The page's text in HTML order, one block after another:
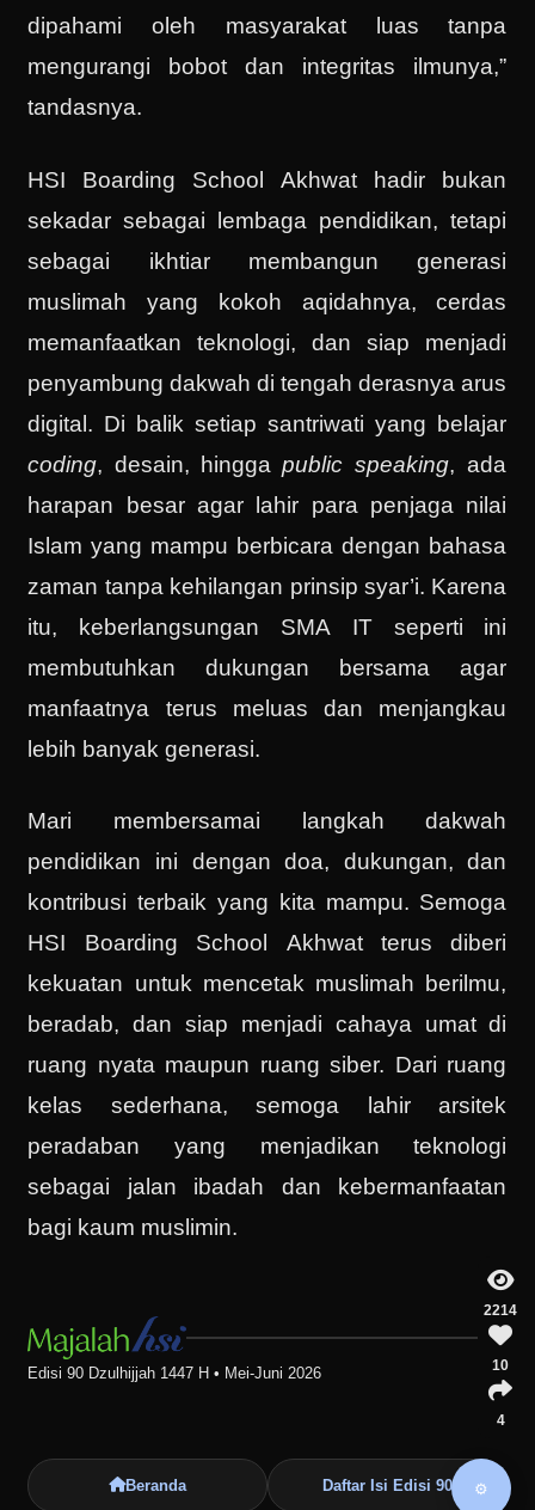
dipahami oleh masyarakat luas tanpa
mengurangi bobot dan integritas ilmunya,”
tandasnya.
HSI Boarding School Akhwat hadir bukan
sekadar sebagai lembaga pendidikan, tetapi
sebagai ikhtiar membangun generasi
muslimah yang kokoh aqidahnya, cerdas
memanfaatkan teknologi, dan siap menjadi
penyambung dakwah di tengah derasnya arus
digital. Di balik setiap santriwati yang belajar
coding, desain, hinggapublic speaking, ada
harapan besar agar lahir para penjaga nilai
Islam yang mampu berbicara dengan bahasa
zaman tanpa kehilangan prinsip syar’i. Karena
itu, keberlangsungan SMA IT seperti ini
membutuhkan dukungan bersama agar
manfaatnya terus meluas dan menjangkau
lebih banyak generasi.
Mari membersamai langkah dakwah
pendidikan ini dengan doa, dukungan, dan
kontribusi terbaik yang kita mampu. Semoga
HSI Boarding School Akhwat terus diberi
kekuatan untuk mencetak muslimah berilmu,
beradab, dan siap menjadi cahaya umat di
ruang nyata maupun ruang siber. Dari ruang
kelas sederhana, semoga lahir arsitek
peradaban yang menjadikan teknologi
sebagai jalan ibadah dan kebermanfaatan
bagi kaum muslimin.
Edisi 90 Dzulhijjah 1447 H • Mei-Juni 2026
2214
10
4
Beranda Daftar Isi Edisi 90 ⚙️